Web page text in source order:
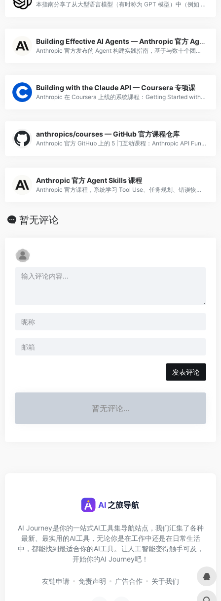
本指南分享了从大型语言模型（有时称为 GPT 模型）中（例如 GPT-4）获得更好结果的策略和战术。此处描述的方法有时可以组合使用以获得更好的效果。我们鼓励动手操作以找到最适合您的方法。
Building Effective AI Agents — Anthropic 官方 Agent 构建实践指南
Anthropic 官方发布的 Agent 构建实践指南，基于与数十个团队合作开发 LLM Agent 的一手经验总结。核心观点：最成功的实现使用简单、可组合的模式而非复杂框架。指南覆盖：Agent 与工作流的选型决策（何时用 Workfl
Building with the Claude API — Coursera 专项课
Anthropic 在 Coursera 上线的系统课程：Getting Started with Claude、Prompt Engineering and Evaluation、Tool Use、MCP、RAG、Claude Code。
anthropics/courses — GitHub 官方课程仓库
Anthropic 官方 GitHub 上的 5 门互动课程：Anthropic API Fundamentals、Prompt Engineering Interactive Tutorial、Real World Prompting、P
Anthropic 官方 Agent Skills 课程
Anthropic 官方课程，系统学习 Tool Use、任务规划、错误恢复等 Agent 核心技能。
暂无评论
发表评论
暂无评论...
AI Journey是你的一站式AI工具集导航站点，我们汇集了各种
最新、最实用的AI工具，无论你是在工作中还是在日常生活
中，都能找到最适合你的AI工具。让人工智能变得触手可及，
开始你的AI Journey吧！
友链申请 免责声明 广告合作 关于我们